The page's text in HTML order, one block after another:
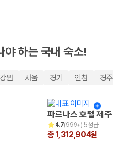
요?
야 하는 국내 숙소!
강원 서울 경기 인천 경주
파르나스 호텔 제주
4.7(999+)5성급
총 1,312,904원